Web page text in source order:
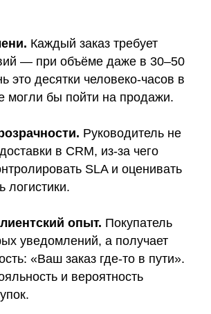
Каждый заказ требует
— при объёме даже в 30–50
это десятки человеко-часов в
могли бы пойти на продажи.
Руководитель не
в CRM, из-за чего
SLA и оценивать
логистики.
опыт. Покупатель
уведомлений, а получает
«Ваш заказ где-то в пути».
и вероятность